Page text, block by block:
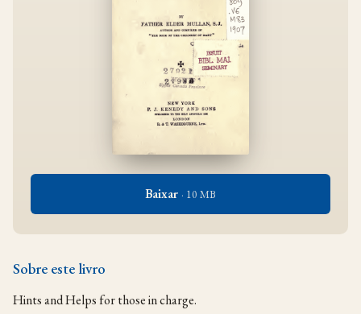
Baixar · 10 MB
Sobre este livro
Hints and Helps for those in charge.